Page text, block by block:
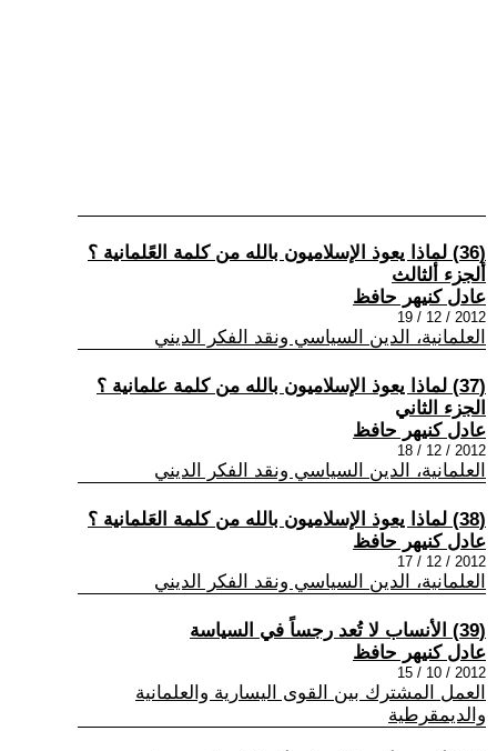
(36) لماذا يعوذ الإسلاميون بالله من كلمة العًلمانية ؟
ألجزء ألثالث
عادل كنيهر حافظ
2012 / 12 / 19
العلمانية، الدين السياسي ونقد الفكر الديني
(37) لماذا يعوذ الإسلاميون بالله من كلمة علمانية ؟
الجزء الثاني
عادل كنيهر حافظ
2012 / 12 / 18
العلمانية، الدين السياسي ونقد الفكر الديني
(38) لماذا يعوذ الإسلاميون بالله من كلمة العَلمانية ؟
عادل كنيهر حافظ
2012 / 12 / 17
العلمانية، الدين السياسي ونقد الفكر الديني
(39) الأنساب لا تُعد رجساً في السياسة
عادل كنيهر حافظ
2012 / 10 / 15
العمل المشترك بين القوى اليسارية والعلمانية
والديمقرطية